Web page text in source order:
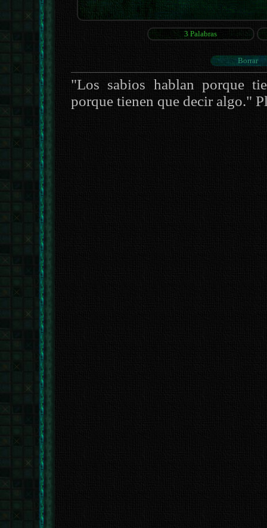
"Los sabios hablan porque
porque tienen que decir algo."